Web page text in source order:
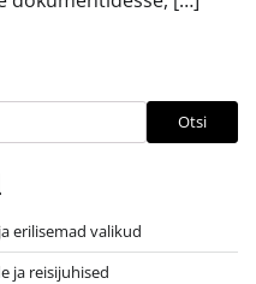
Otsi
erilisemad valikud
ja reisijuhised